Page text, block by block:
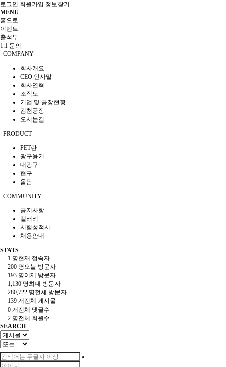
로그인 회원가입 정보찾기
MENU
홈으로
이벤트
출석부
1:1 문의
COMPANY
회사개요
CEO 인사말
회사연혁
조직도
기업 및 공장현황
김천공장
오시는길
PRODUCT
PET란
광구용기
대광구
협구
올담
COMMUNITY
공지사항
갤러리
시험성적서
채용안내
STATS
1 명현재 접속자
200 명오늘 방문자
193 명어제 방문자
1,130 명최대 방문자
280,722 명전체 방문자
139 개 전체 게시물
0 개 전체 댓글수
2 명전체 회원수
SEARCH